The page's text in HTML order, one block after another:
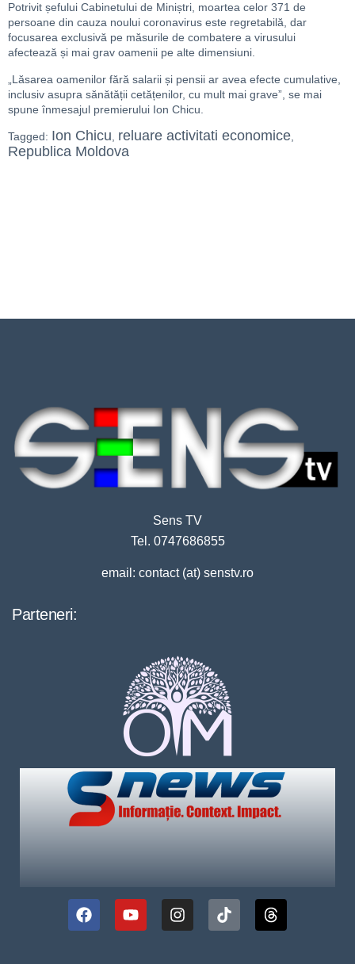
Potrivit șefului Cabinetului de Miniștri, moartea celor 371 de
persoane din cauza noului coronavirus este regretabilă, dar
focusarea exclusivă pe măsurile de combatere a virusului
afectează și mai grav oamenii pe alte dimensiuni.
„Lăsarea oamenilor fără salarii și pensii ar avea efecte cumulative,
inclusiv asupra sănătății cetățenilor, cu mult mai grave”, se mai
spune înmesajul premierului Ion Chicu.
Tagged: Ion Chicu reluare activitati economice
Republica Moldova
Sens TV
Tel. 0747686855
email: contact (at) senstv.ro
Parteneri: